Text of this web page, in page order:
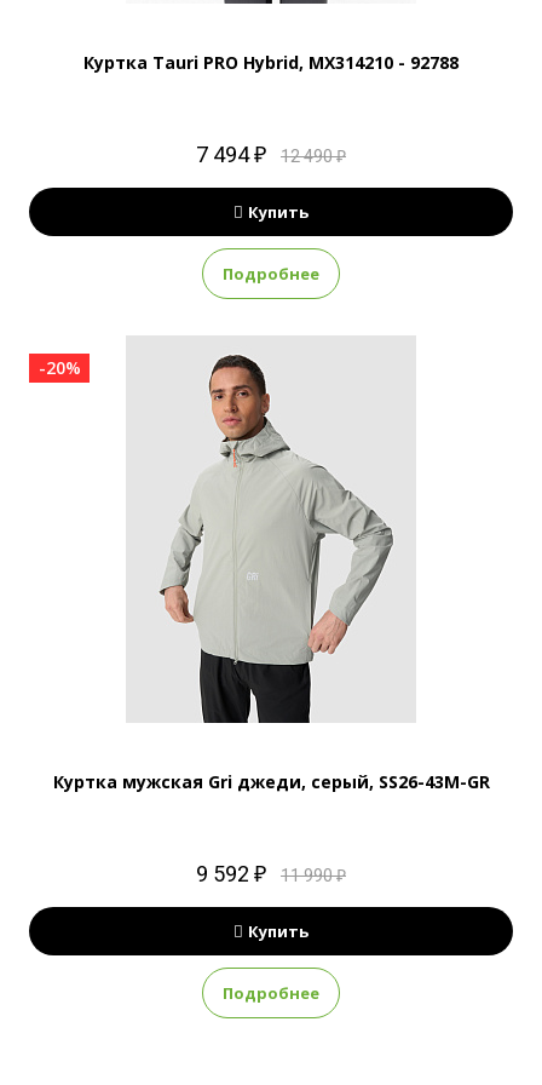
Куртка Tauri PRO Hybrid, MX314210 - 92788
7 494 ₽ 12 490 ₽
Купить
Подробнее
-20%
Куртка мужская Gri джеди, серый, SS26-43M-GR
9 592 ₽ 11 990 ₽
Купить
Подробнее